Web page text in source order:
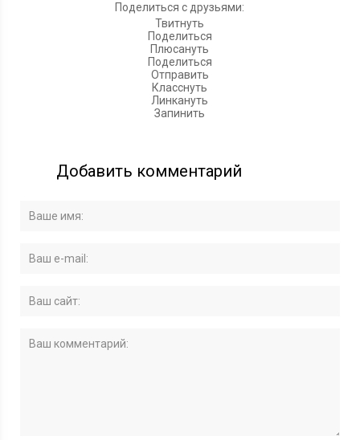
Поделиться с друзьями:
Твитнуть
Поделиться
Плюсануть
Поделиться
Отправить
Класснуть
Линкануть
Запинить
Добавить комментарий